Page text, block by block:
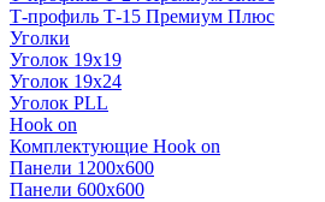
Т-профиль Т-15 Премиум Плюс
Уголки
Уголок 19х19
Уголок 19х24
Уголок PLL
Hook on
Комплектующие Hook on
Панели 1200х600
Панели 600х600